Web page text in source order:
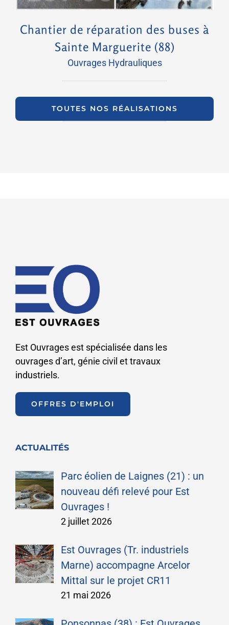
Chantier de réparation des buses à
Sainte Marguerite (88)
Ouvrages Hydrauliques
TOUTES NOS RÉALISATIONS
Est Ouvrages est spécialisée dans les
ouvrages d’art, génie civil et travaux
industriels.
OFFRES D'EMPLOI
ACTUALITÉS
Parc éolien de Laignes (21) : un
nouveau défi relevé pour Est
Ouvrages !
2 juillet 2026
Est Ouvrages (Tr. industriels
Marne) accompagne Arcelor
Mittal sur le projet CR11
21 mai 2026